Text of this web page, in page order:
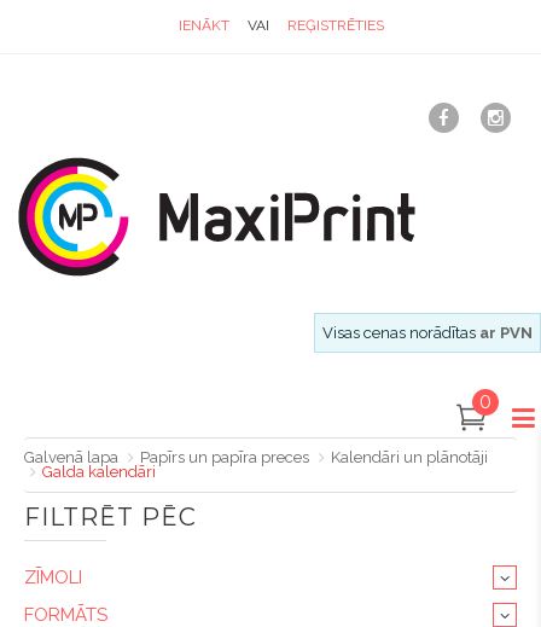
IENĀKT VAI REĢISTRĒTIES
Visas cenas norādītas ar PVN
0
Galvenā lapa Papīrs un papīra preces
Kalendāri un plānotāji
Galda kalendāri
FILTRĒT PĒC
ZĪMOLI
FORMĀTS